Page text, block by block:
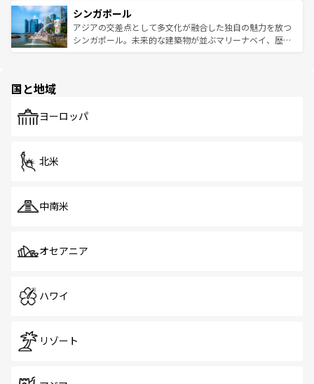
参照してほしい。
激する。気候は一年中温暖で、どの季節にも異なる楽しみ
が待っている。親しみやすいタイの人々、仏教を中心とし
た文化、そして多様な観光資源が、訪れる旅人を魅了し続
み、どこを訪れても感動するはず。観光スポットが密集し
ており、効率よく見どころを回れるのも魅力。息をのむよ
うな絶景から文化的な体験まで、香港を存分に楽しみ尽く
シンガポール
アジアの交差点として多文化が融合した独自の魅力を放つ
シンガポール。未来的な建築物が並ぶマリーナベイ、歴史
で、ホーカーズは地元の風情を楽しめる外せないスポット
国と地域
ヨーロッパ
北米
中南米
オセアニア
ハワイ
リゾート